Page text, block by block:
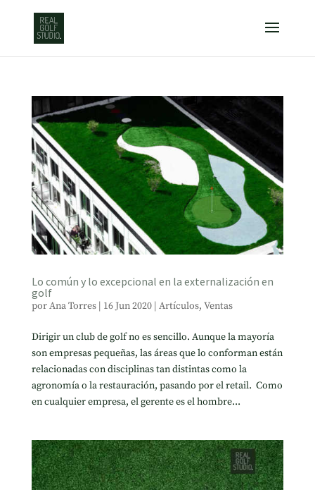
Lo común y lo excepcional en la externalización en
golf
porAna Torres| 16 Jun 2020| Artículos, Ventas
Dirigir un club de golf no es sencillo. Aunque la mayoría
son empresas pequeñas, las áreas que lo conforman están
relacionadas con disciplinas tan distintas como la
agronomía o la restauración, pasando por el retail. Como
en cualquier empresa, el gerente es el hombre...